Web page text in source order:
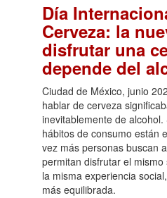
Día
Cerveza: la
disfrutar una
depende del
Ciudad de México, junio
hablar de cerveza
inevitablemente de
hábitos de consumo están
vez más personas buscan
permitan disfrutar el
la misma experiencia
más equilibrada.